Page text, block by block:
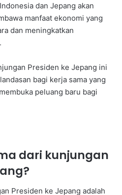
dan Jepang akan
manfaat ekonomi yang
dan meningkatkan
Presiden ke Jepang ini
bagi kerja sama yang
peluang baru bagi
dari kunjungan
Presiden ke Jepang adalah